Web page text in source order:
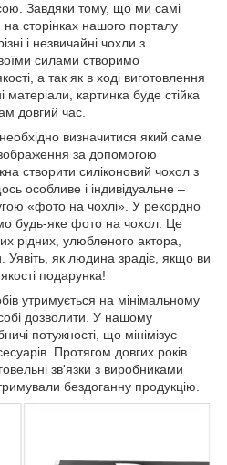
Завдяки тому, що ми самі
сторінках нашого порталу
і незвичайні чохли з
силами створимо
а так як в ході виготовлення
матеріали, картинка буде стійка
довгий час.
визначитися який саме
за допомогою
створити силіконовий чохол з
особливе і індивідуальне –
«фото на чохлі». У рекордно
будь-яке фото на чохол. Це
рідних, улюбленого актора,
Уявіть, як людина зрадіє, якщо ви
подарунка!
утримується на мінімальному
дозволити. У нашому
потужності, що мінімізує
Протягом довгих років
зв'язки з виробниками
бездоганну продукцію.